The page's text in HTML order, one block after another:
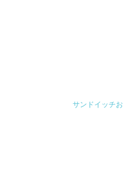
サンドイッチ